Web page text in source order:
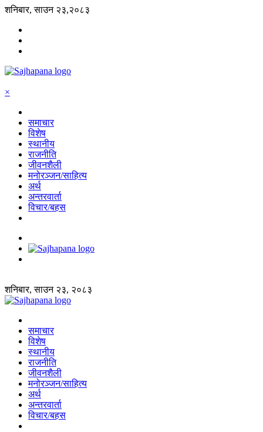
शनिबार, साउन २३,२०८३
×
समाचार
विशेष
स्थानीय
राजनीति
जीवनशैली
मनोरञ्जन/साहित्य
अर्थ
अन्तरवार्ता
विचार/बहस
शनिबार, साउन २३, २०८३
समाचार
विशेष
स्थानीय
राजनीति
जीवनशैली
मनोरञ्जन/साहित्य
अर्थ
अन्तरवार्ता
विचार/बहस